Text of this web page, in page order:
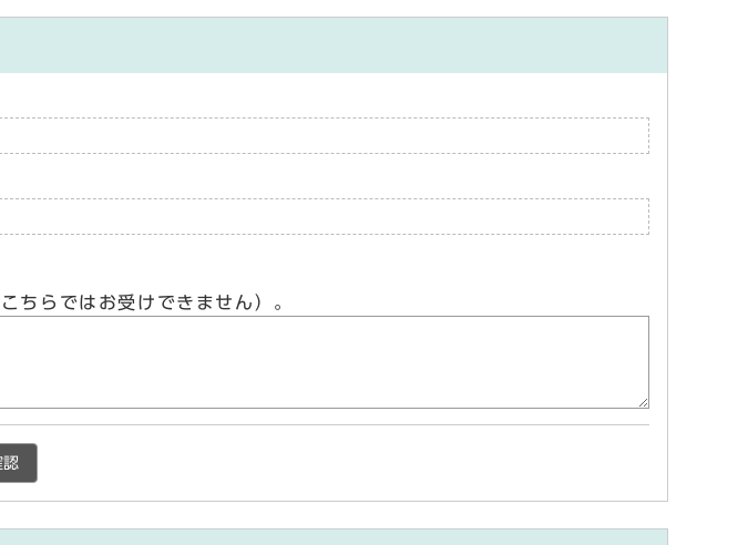
ちらではお受けできません）。
認